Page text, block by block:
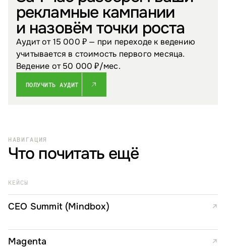
рекламные кампании
и назовём точки роста
Аудит от 15 000 ₽ — при переходе к ведению
учитывается в стоимость первого месяца.
Ведение от 50 000 ₽/⁠мес.
ПОЛУЧИТЬ АУДИТ
НАВИГАЦИЯ
Что почитать ещё
КЕЙСЫ
CEO Summit (Mindbox) ↗
Magenta ↗